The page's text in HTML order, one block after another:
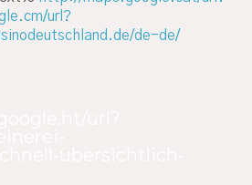
url?
de-de/